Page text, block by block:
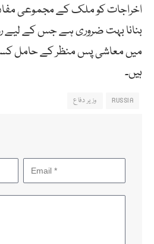
اخراجات کو ملک کے مجموعی
بنانا بہت ضروری ہے جس کے لیے
میں معاشی پس منظر کے حامل کسی
ہیں۔
RUSSIA وزیر دفاع